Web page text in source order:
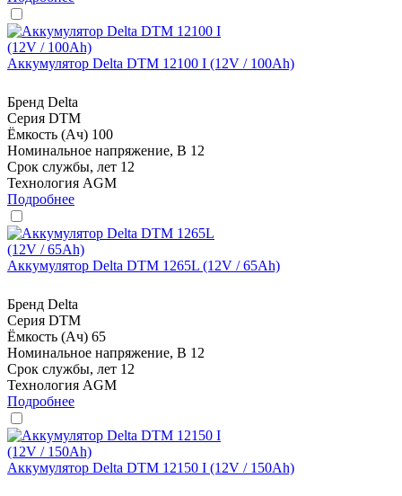
Аккумулятор Delta DTM 12100 I (12V / 100Ah)
Бренд Delta
Серия DTM
Ёмкость (Ач) 100
Номинальное напряжение, В 12
Срок службы, лет 12
Технология AGM
Подробнее
Аккумулятор Delta DTM 1265L (12V / 65Ah)
Бренд Delta
Серия DTM
Ёмкость (Ач) 65
Номинальное напряжение, В 12
Срок службы, лет 12
Технология AGM
Подробнее
Аккумулятор Delta DTM 12150 I (12V / 150Ah)